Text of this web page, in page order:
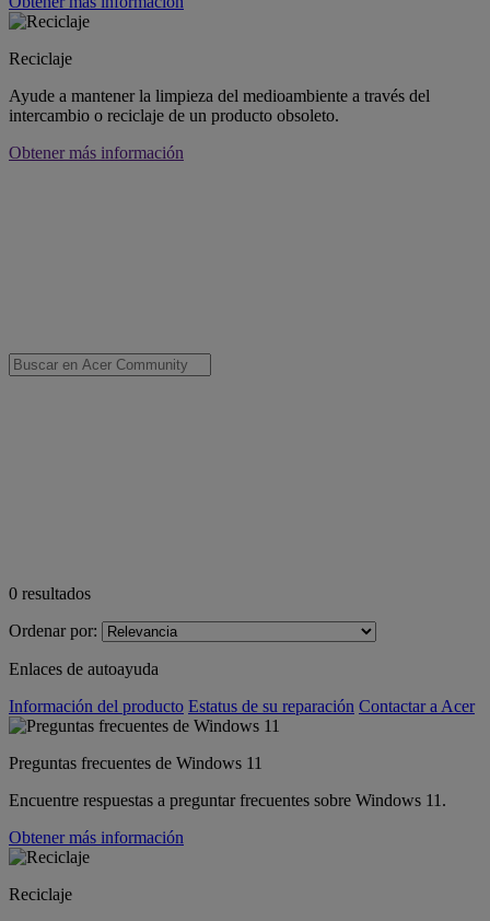
Reciclaje
Ayude a mantener la limpieza del medioambiente a través del
intercambio o reciclaje de un producto obsoleto.
Obtener más información
0 resultados
Ordenar por:
Enlaces de autoayuda
Información del producto Estatus de su reparación Contactar a Acer
Preguntas frecuentes de Windows 11
Encuentre respuestas a preguntar frecuentes sobre Windows 11.
Obtener más información
Reciclaje